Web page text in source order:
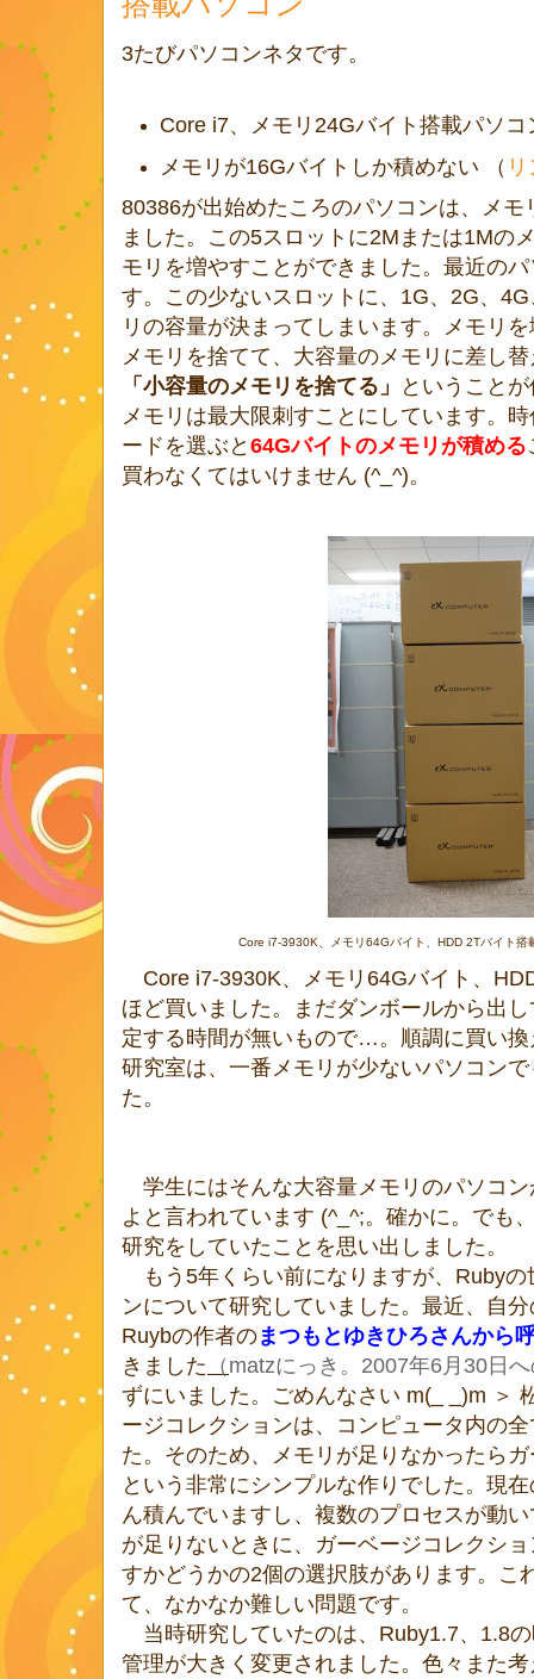
3たびパソコンネタです。
Core i7、メモリ24Gバイト搭載パソコ
メモリが16Gバイトしか積めない （
80386が出始めたころのパソコンは、メ
ました。この5スロットに2Mまたは1Mの
モリを増やすことができました。最近の
す。この少ないスロットに、1G、2G、
リの容量が決まってしまいます。メモリ
メモリを捨てて、大容量のメモリに差し
「小容量のメモリを捨てる」
ということ
メモリは最大限刺すことにしています。
ードを選ぶと 64Gバイトのメモリが積める
買わなくてはいけません (^_^)。
Core i7-3930K、メモリ64Gバイト、HDD 2Tバイト搭
Core i7-3930K、メモリ64Gバイト、
ほど買いました。まだダンボールから出
定する時間が無いもので…。順調に買い
研究室は、一番メモリが少ないパソコン
た。
学生にはそんな大容量メモリのパソコ
よと言われています (^_^;。確かに。でも
研究をしていたことを思い出しました。
もう5年くらい前になりますが、Rubyの
ンについて研究していました。最近、自
Ruybの作者のまつもとゆきひろさんから
きました （ matzにっき。2007年6月30日
ずにいました。ごめんなさい m(_ _)m ＞
ージコレクションは、コンピュータ内の
た。そのため、メモリが足りなかったら
という非常にシンプルな作りでした。現
ん積んでいますし、複数のプロセスが動
が足りないときに、ガーベージコレクシ
すかどうかの2個の選択肢があります。こ
て、なかなか難しい問題です。
当時研究していたのは、Ruby1.7、1.8
管理が大きく変更されました。色々また